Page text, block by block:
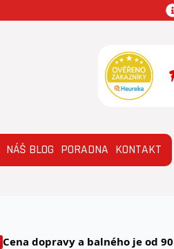
NÁŠ BLOG PORADNA KONTAKT
Cena dopravy a balného je od